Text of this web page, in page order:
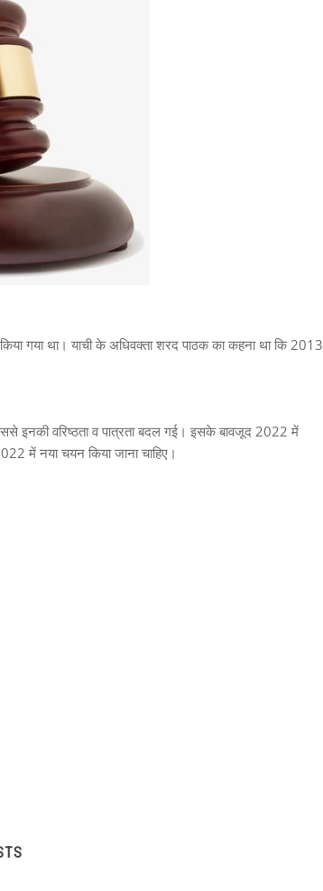
गया था। याची के अधिवक्ता शरद पाठक का कहना था कि 2013
इनकी वरिष्ठता व पात्रता बदल गई। इसके बावजूद 2022 में
में नया चयन किया जाना चाहिए।